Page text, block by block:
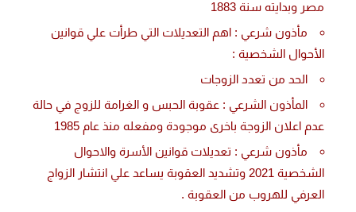
مصر وبدايته سنة 1883
مأذون شرعي : اهم التعديلات التي طرأت علي قوانين
الأحوال الشخصية :
الحد من تعدد الزوجات
المأذون الشرعي : عقوبة الحبس و الغرامة للزوج في حالة
عدم اعلان الزوجة باخرى موجودة ومفعله منذ عام 1985
مأذون شرعي : تعديلات قوانين الأسرة والاحوال
الشخصية 2021 وتشديد العقوبة يساعد علي انتشار الزواج
العرفي للهروب من العقوبة .